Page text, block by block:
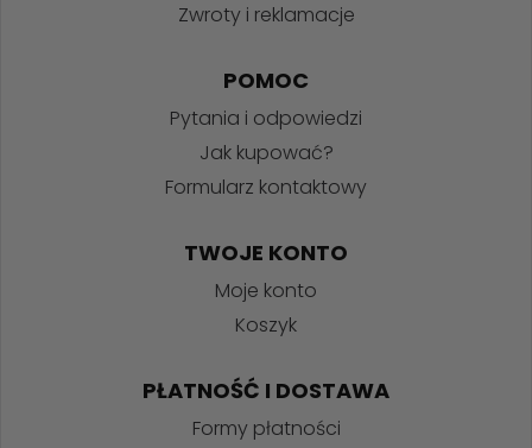
Zwroty i reklamacje
POMOC
Pytania i odpowiedzi
Jak kupować?
Formularz kontaktowy
TWOJE KONTO
Moje konto
Koszyk
PŁATNOŚĆ I DOSTAWA
Formy płatności